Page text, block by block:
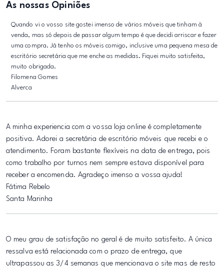
As nossas Opiniões
Quando vi o vosso site gostei imenso de vários móveis que tinham à
venda, mas só depois de passar algum tempo é que decidi arriscar e fazer
uma compra. Já tenho os móveis comigo, inclusive uma pequena mesa de
escritório secretária que me enche as medidas. Fiquei muito satisfeita,
muito obrigada.
Filomena Gomes
Alverca
A minha experiencia com a vossa loja online é completamente
positiva. Adorei a secretária de escritório móveis que recebi e o
atendimento. Foram bastante flexíveis na data de entrega, pois
como trabalho por turnos nem sempre estava disponível para
receber a encomenda. Agradeço imenso a vossa ajuda!
Fátima Rebelo
Santa Marinha
O meu grau de satisfação no geral é de muito satisfeito. A única
ressalva está relacionada com o prazo de entrega, que
ultrapassou as 3/4 semanas que mencionava o site mas de resto